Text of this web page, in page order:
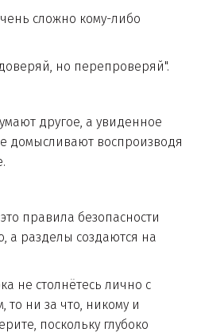
сложно кому-либо
но перепроверяй".
другое, а увиденное
домысливают воспроизводя
правила безопасности
а разделы создаются на
не столнётесь лично с
то ни за что, никому и
поскольку глубоко